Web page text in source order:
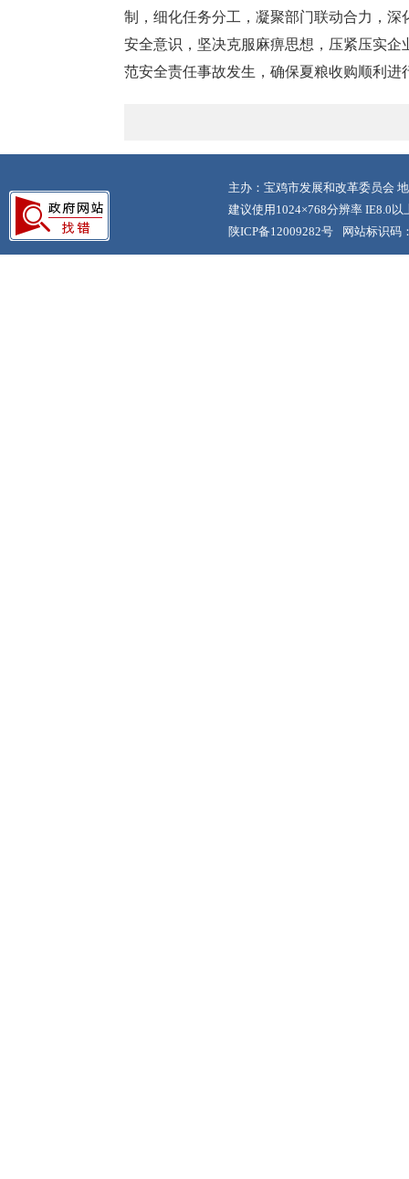
制，细化任务分工，凝聚部门联动合力，
安全意识，坚决克服麻痹思想，压紧压实
范安全责任事故发生，确保夏粮收购顺利进
主办：宝鸡市发展和改革委员会
建议使用1024×768分辨率 IE8.0以
陕ICP备12009282号
网站标识码